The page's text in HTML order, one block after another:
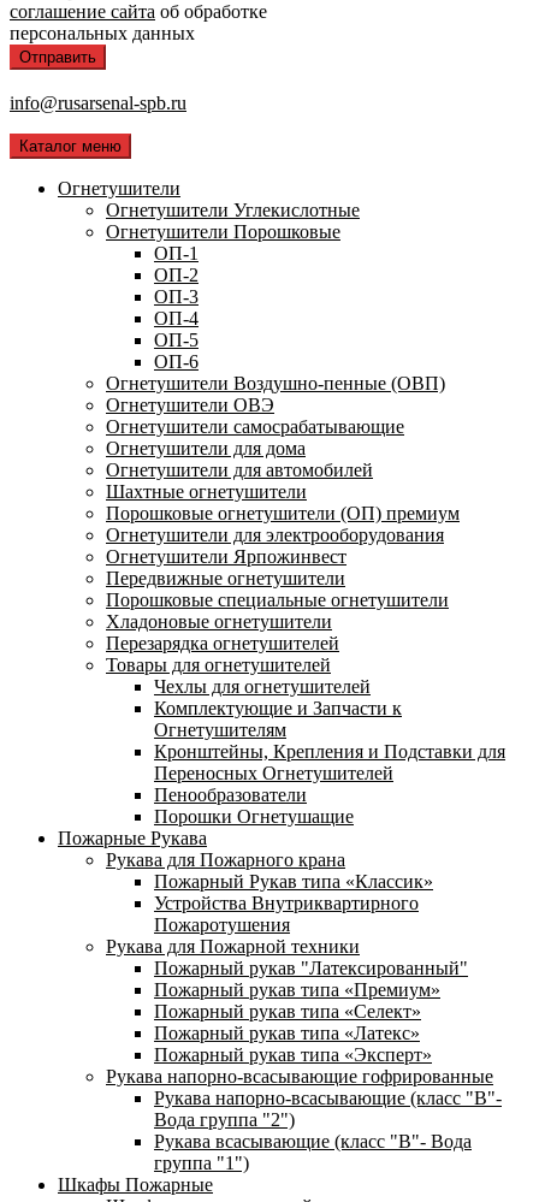
соглашение сайта об обработке
персональных данных
info@rusarsenal-spb.ru
Каталог меню
Огнетушители
Огнетушители Углекислотные
Огнетушители Порошковые
ОП-1
ОП-2
ОП-3
ОП-4
ОП-5
ОП-6
Огнетушители Воздушно-пенные (ОВП)
Огнетушители ОВЭ
Огнетушители самосрабатывающие
Огнетушители для дома
Огнетушители для автомобилей
Шахтные огнетушители
Порошковые огнетушители (ОП) премиум
Огнетушители для электрооборудования
Огнетушители Ярпожинвест
Передвижные огнетушители
Порошковые специальные огнетушители
Хладоновые огнетушители
Перезарядка огнетушителей
Товары для огнетушителей
Чехлы для огнетушителей
Комплектующие и Запчасти к
Огнетушителям
Кронштейны, Крепления и Подставки для
Переносных Огнетушителей
Пенообразователи
Порошки Огнетушащие
Пожарные Рукава
Рукава для Пожарного крана
Пожарный Рукав типа «Классик»
Устройства Внутриквартирного
Пожаротушения
Рукава для Пожарной техники
Пожарный рукав "Латексированный"
Пожарный рукав типа «Премиум»
Пожарный рукав типа «Селект»
Пожарный рукав типа «Латекс»
Пожарный рукав типа «Эксперт»
Рукава напорно-всасывающие гофрированные
Рукава напорно-всасывающие (класс "В"-
Вода группа "2")
Рукава всасывающие (класс "В"- Вода
группа "1")
Шкафы Пожарные